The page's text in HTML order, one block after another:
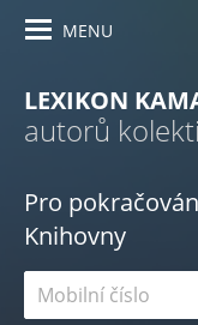
MENU
LEXIKON
autorů
Pro
Knihovny